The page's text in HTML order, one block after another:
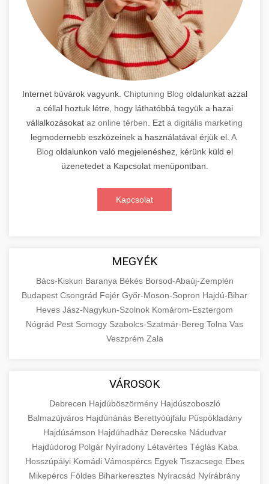
Internet búvárok vagyunk. Chiptuning Blog oldalunkat azzal
a céllal hoztuk létre, hogy láthatóbbá tegyük a hazai
vállalkozásokat az online térben . Ezt a digitális marketing
legmodernebb eszközeinek a használatával érjük el. A
Blog oldalunkon való megjelenéshez, kérünk küld el
üzenetedet a Kapcsolat menüpontban.
Kapcsolat
MEGYÉK
Bács-Kiskun Baranya Békés Borsod-Abaúj-Zemplén
Budapest Csongrád Fejér Győr-Moson-Sopron Hajdú-Bihar
Heves Jász-Nagykun-Szolnok Komárom-Esztergom
Nógrád Pest Somogy Szabolcs-Szatmár-Bereg Tolna Vas
Veszprém Zala
VÁROSOK
Debrecen Hajdúböszörmény Hajdúszoboszló
Balmazújváros Hajdúnánás Berettyóújfalu Püspökladány
Hajdúsámson Hajdúhadház Derecske Nádudvar
Hajdúdorog Polgár Nyíradony Létavértes Téglás Kaba
Hosszúpályi Komádi Vámospércs Egyek Tiszacsege Ebes
Mikepércs Földes Biharkeresztes Nyíracsád Nyírábrány